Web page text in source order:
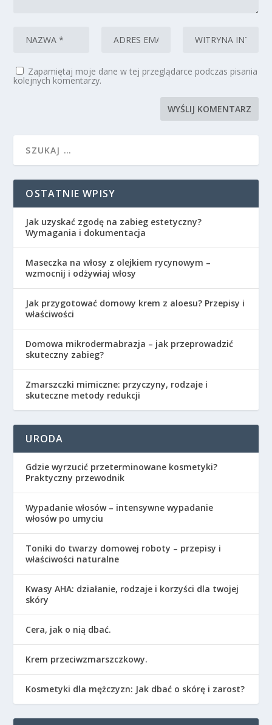
Zapamiętaj moje dane w tej przeglądarce podczas pisania
kolejnych komentarzy.
OSTATNIE WPISY
Jak uzyskać zgodę na zabieg estetyczny?
Wymagania i dokumentacja
Maseczka na włosy z olejkiem rycynowym –
wzmocnij i odżywiaj włosy
Jak przygotować domowy krem z aloesu? Przepisy i
właściwości
Domowa mikrodermabrazja – jak przeprowadzić
skuteczny zabieg?
Zmarszczki mimiczne: przyczyny, rodzaje i
skuteczne metody redukcji
URODA
Gdzie wyrzucić przeterminowane kosmetyki?
Praktyczny przewodnik
Wypadanie włosów – intensywne wypadanie
włosów po umyciu
Toniki do twarzy domowej roboty – przepisy i
właściwości naturalne
Kwasy AHA: działanie, rodzaje i korzyści dla twojej
skóry
Cera, jak o nią dbać.
Krem przeciwzmarszczkowy.
Kosmetyki dla mężczyzn: Jak dbać o skórę i zarost?